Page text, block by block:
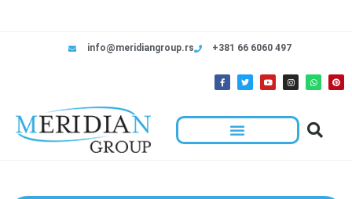
info@meridiangroup.rs +381 66 6060 497